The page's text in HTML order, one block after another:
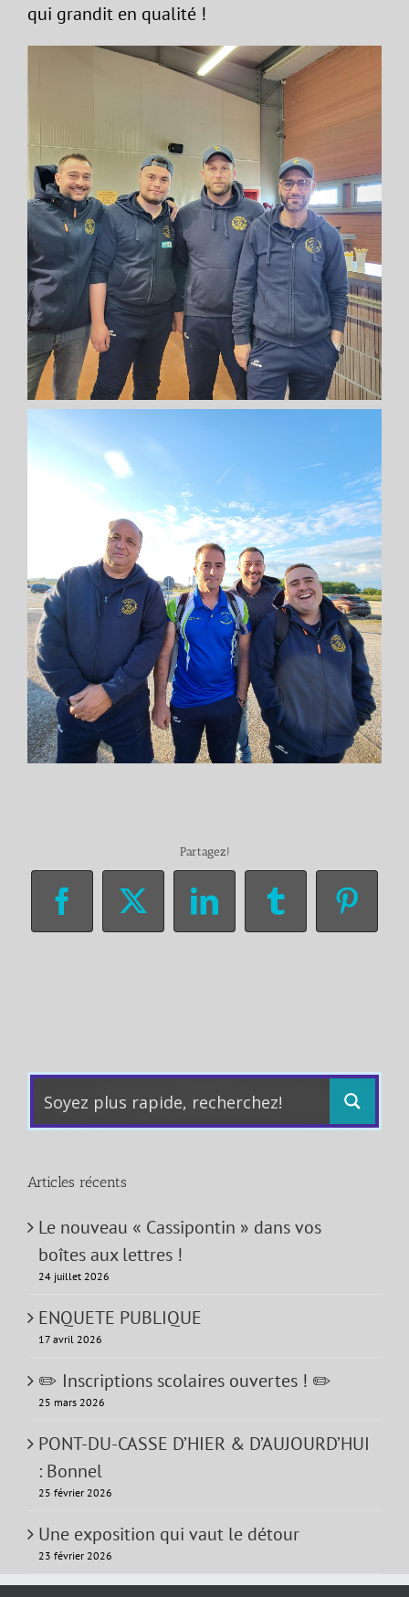
qui grandit en qualité !
Partagez!
Facebook
X LinkedInTumblr
Articles récents
Le nouveau « Cassipontin » dans vos
boîtes aux lettres !
24 juillet 2026
ENQUETE PUBLIQUE
17 avril 2026
✏️ Inscriptions scolaires ouvertes ! ✏️
25 mars 2026
PONT-DU-CASSE D’HIER & D’AUJOURD’HUI
: Bonnel
25 février 2026
Une exposition qui vaut le détour
23 février 2026